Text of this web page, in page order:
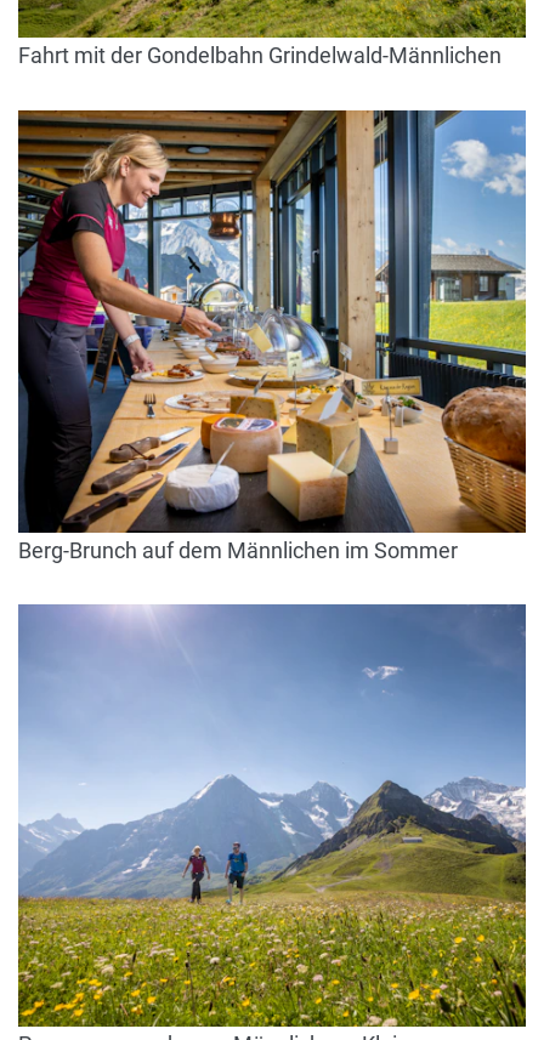
Fahrt mit der Gondelbahn Grindelwald-Männlichen
Berg-Brunch auf dem Männlichen im Sommer